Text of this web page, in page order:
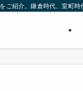
紹介。鎌倉時代、室町